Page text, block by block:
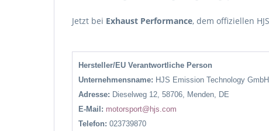
Jetzt bei Exhaust Performance, dem offiziellen
Hersteller/EU Verantwortliche Person
Unternehmensname: HJS Emission Technology
Adresse: Dieselweg 12, 58706, Menden, DE
E-Mail: motorsport@hjs.com
Telefon: 023739870